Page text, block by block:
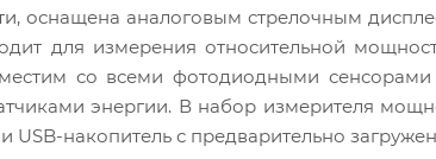
оснащена аналоговым стрелочным
для измерения относительной
со всеми фотодиодными
энергии. В набор измерителя
и USB-накопитель с предварительно